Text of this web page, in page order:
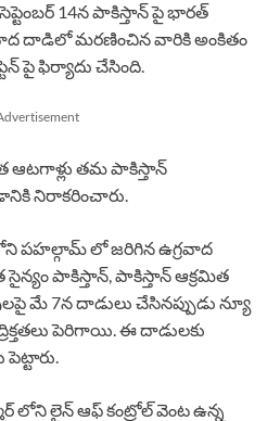
సెప్టెంబర్ 14న పాకిస్తాన్ పై భారత్
దాడిలో మరణించిన వారికి అంకితం
పై ఫిర్యాదు చేసింది.
తమ పాకిస్తాన్
నిరాకరించారు.
పహల్గామ్ లో జరిగిన ఉగ్రవాద
పాకిస్తాన్, పాకిస్తాన్ ఆక్రమిత
మే 7న దాడులు చేసినప్పుడు న్యూ
పెరిగాయి. ఈ దాడులకు
పెట్టారు.
లోని లైన్ ఆఫ్ కంట్రోల్ వెంట ఉన్న